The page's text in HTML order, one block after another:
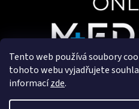
Tento web používá soubory
tohoto webu vyjadřujete
informacízde.
Copyright 2025
Vytvořil a marketingově